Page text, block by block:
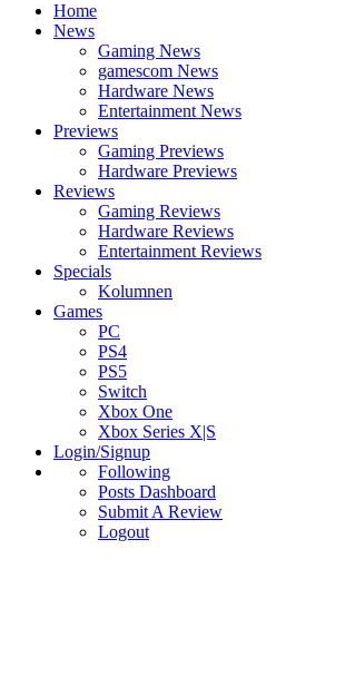
Home
News
Gaming News
gamescom News
Hardware News
Entertainment News
Previews
Gaming Previews
Hardware Previews
Reviews
Gaming Reviews
Hardware Reviews
Entertainment Reviews
Specials
Kolumnen
Games
PC
PS4
PS5
Switch
Xbox One
Xbox Series X|S
Login/Signup
Following
Posts Dashboard
Submit A Review
Logout